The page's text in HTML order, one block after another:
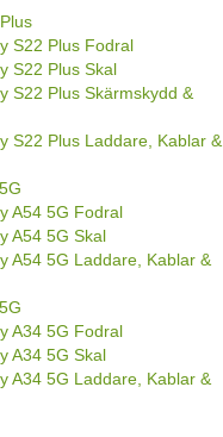
S22 Plus Fodral
S22 Plus Skal
S22 Plus Skärmskydd &
S22 Plus Laddare, Kablar &
A54 5G Fodral
A54 5G Skal
A54 5G Laddare, Kablar &
A34 5G Fodral
A34 5G Skal
A34 5G Laddare, Kablar &